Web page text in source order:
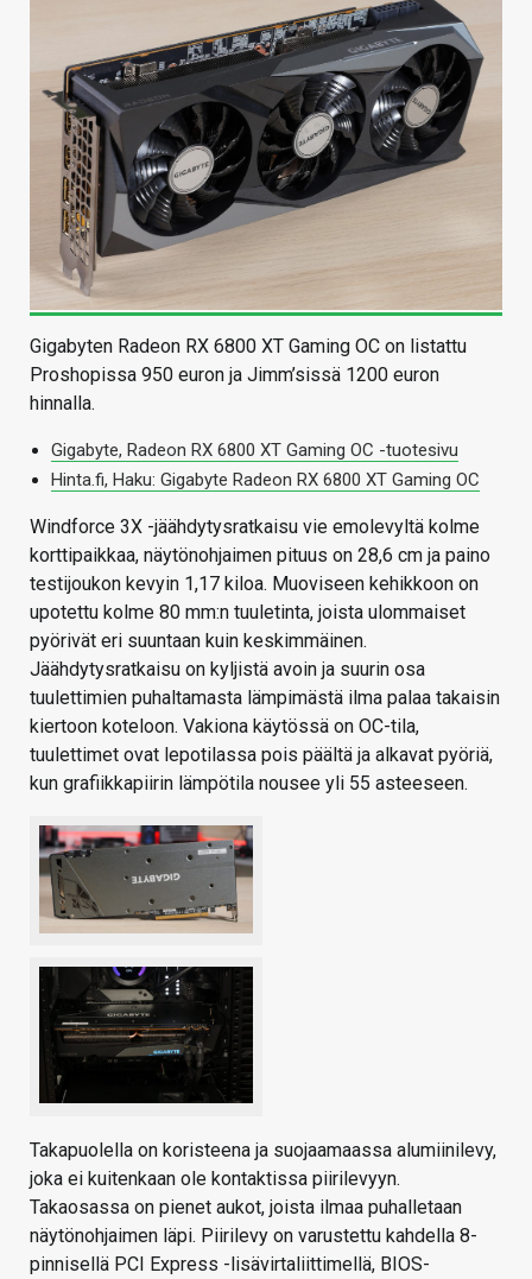
Gigabyten Radeon RX 6800 XT Gaming OC on listattu
Proshopissa 950 euron ja Jimm’sissä 1200 euron
hinnalla.
Gigabyte, Radeon RX 6800 XT Gaming OC -tuotesivu
Hinta.fi, Haku: Gigabyte Radeon RX 6800 XT Gaming OC
Windforce 3X -jäähdytysratkaisu vie emolevyltä kolme
korttipaikkaa, näytönohjaimen pituus on 28,6 cm ja paino
testijoukon kevyin 1,17 kiloa. Muoviseen kehikkoon on
upotettu kolme 80 mm:n tuuletinta, joista ulommaiset
pyörivät eri suuntaan kuin keskimmäinen.
Jäähdytysratkaisu on kyljistä avoin ja suurin osa
tuulettimien puhaltamasta lämpimästä ilma palaa takaisin
kiertoon koteloon. Vakiona käytössä on OC-tila,
tuulettimet ovat lepotilassa pois päältä ja alkavat pyöriä,
kun grafiikkapiirin lämpötila nousee yli 55 asteeseen.
Takapuolella on koristeena ja suojaamaassa alumiinilevy,
joka ei kuitenkaan ole kontaktissa piirilevyyn.
Takaosassa on pienet aukot, joista ilmaa puhalletaan
näytönohjaimen läpi. Piirilevy on varustettu kahdella 8-
pinnisellä PCI Express -lisävirtaliittimellä, BIOS-